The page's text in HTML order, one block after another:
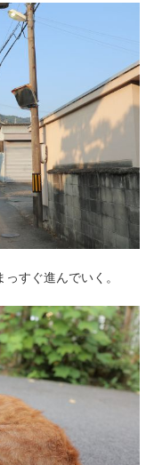
すぐ進んでいく。